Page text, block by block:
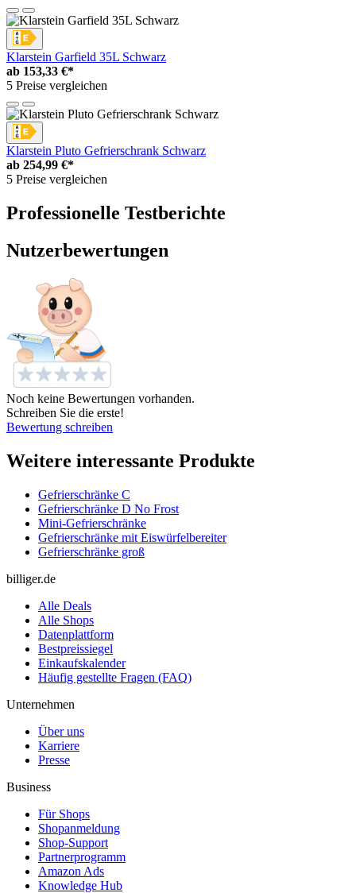
Klarstein Garfield 35L Schwarz
ab 153,33 €*
5 Preise vergleichen
Klarstein Pluto Gefrierschrank Schwarz
ab 254,99 €*
5 Preise vergleichen
Professionelle Testberichte
Nutzerbewertungen
Noch keine Bewertungen vorhanden.
Schreiben Sie die erste!
Bewertung schreiben
Weitere interessante Produkte
Gefrierschränke C
Gefrierschränke D No Frost
Mini-Gefrierschränke
Gefrierschränke mit Eiswürfelbereiter
Gefrierschränke groß
billiger.de
Alle Deals
Alle Shops
Datenplattform
Bestpreissiegel
Einkaufskalender
Häufig gestellte Fragen (FAQ)
Unternehmen
Über uns
Karriere
Presse
Business
Für Shops
Shopanmeldung
Shop-Support
Partnerprogramm
Amazon Ads
Knowledge Hub